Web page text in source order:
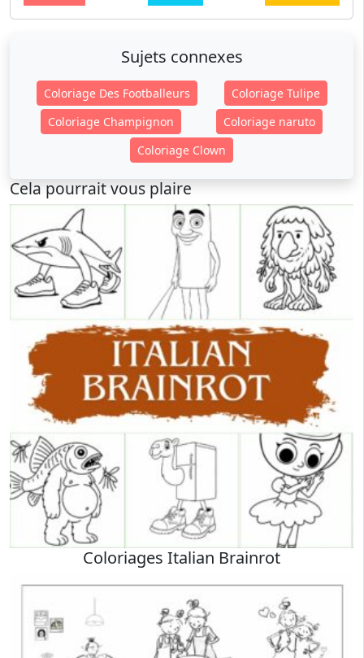
Sujets connexes
Coloriage Des Footballeurs
Coloriage Tulipe
Coloriage Champignon
Coloriage naruto
Coloriage Clown
Cela pourrait vous plaire
Coloriages Italian Brainrot